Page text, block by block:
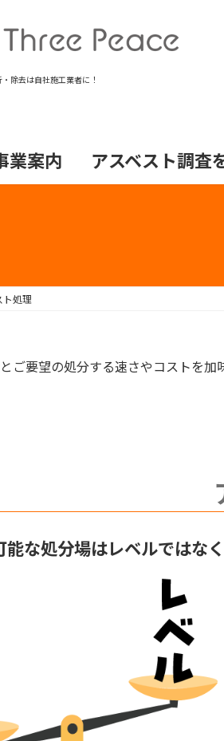
除去は自社施工業者に！
業案内 アスベスト調査
ト処理
ご要望の処分する速さやコストを加
能な処分場はレベルではな